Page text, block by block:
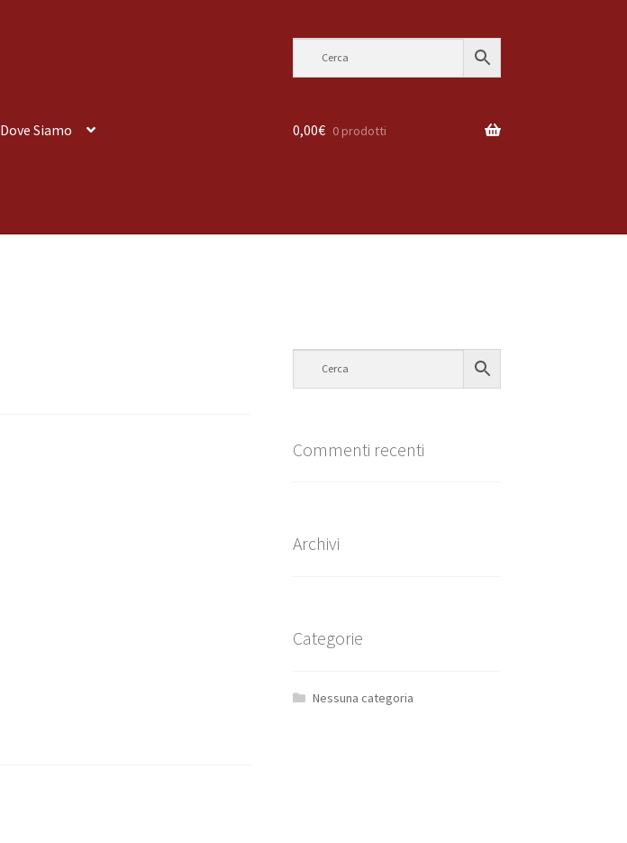
Dove Siamo 0,00€ 0 prodotti
Commenti recenti
Archivi
Categorie
Nessuna categoria